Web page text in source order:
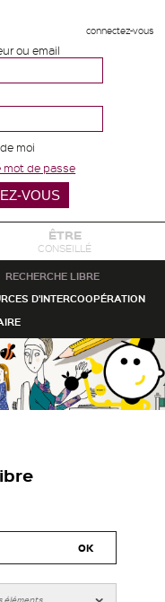
connectez-vous
ou email
moi
mot de passe
ÊTRE
CONSEILLÉ
RECHERCHE LIBRE
D'INTERCOOPÉRATION